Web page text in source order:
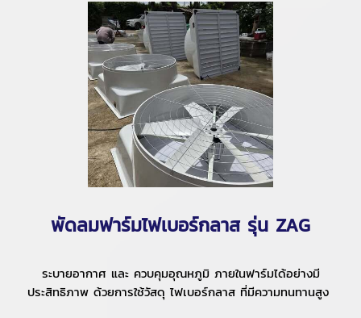
พัดลมฟาร์มไฟเบอร์กลาส รุ่น ZAG
ระบายอากาศ และ ควบคุมอุณหภูมิ ภายในฟาร์มได้อย่างมี
ประสิทธิภาพ ด้วยการใช้วัสดุ ไฟเบอร์กลาส ที่มีความทนทานสูง